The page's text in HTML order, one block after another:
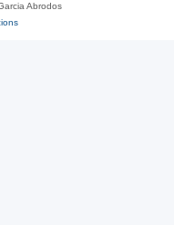
Abrodos